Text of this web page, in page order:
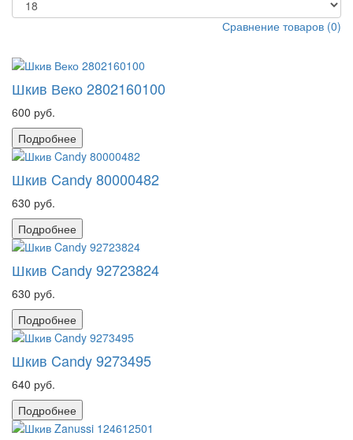
Сравнение товаров (0)
Шкив Веко 2802160100
600 руб.
Подробнее
Шкив Candy 80000482
630 руб.
Подробнее
Шкив Candy 92723824
630 руб.
Подробнее
Шкив Candy 9273495
640 руб.
Подробнее